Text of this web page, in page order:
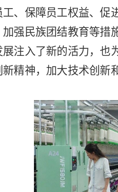
、保障员工权益、
强民族团结教育等
注入了新的活力，
精神，加大技术创